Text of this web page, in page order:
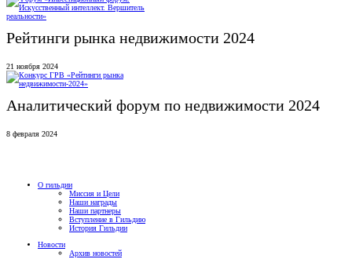
Рейтинги рынка недвижимости 2024
21 ноября 2024
Аналитический форум по недвижимости 2024
8 февраля 2024
О гильдии
Миссия и Цели
Наши награды
Наши партнеры
Вступление в Гильдию
История Гильдии
Новости
Архив новостей